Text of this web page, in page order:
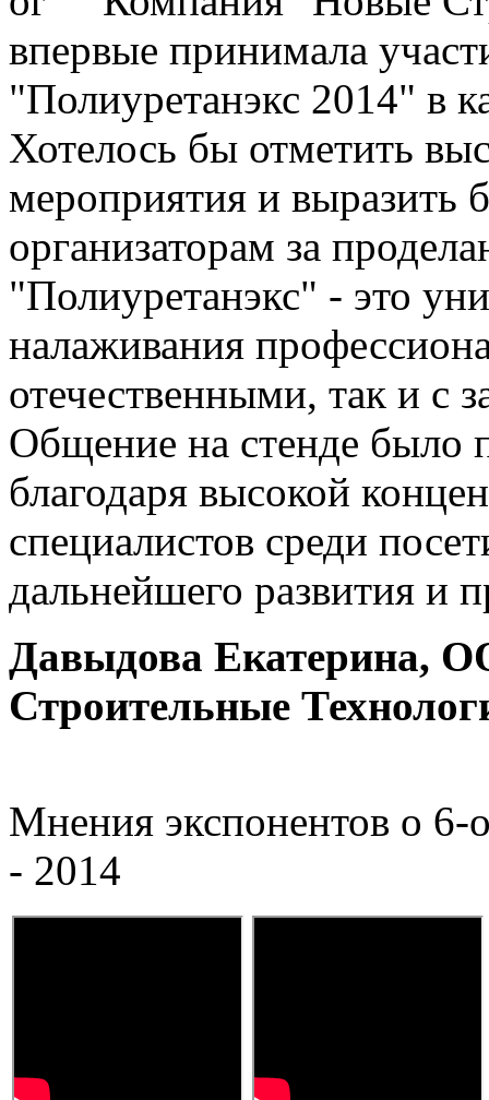
впервые принимала
"Полиуретанэкс 2014" в
Хотелось бы отметить
мероприятия и выразить
организаторам за
"Полиуретанэкс" - это
налаживания
отечественными, так и с
Общение на стенде было
благодаря высокой
специалистов среди
дальнейшего развития и
Давыдова Екатерина,
Строительные
Мнения экспонентов о 6-
- 2014